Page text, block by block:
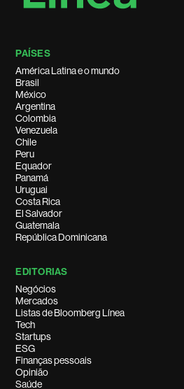
PAÍSES
América Latina e o mundo
Brasil
México
Argentina
Colombia
Venezuela
Chile
Peru
Equador
Panamá
Uruguai
Costa Rica
El Salvador
Guatemala
República Dominicana
EDITORIAS
Negócios
Mercados
Listas de Bloomberg Línea
Tech
Startups
ESG
Finanças pessoais
Opinião
Saúde